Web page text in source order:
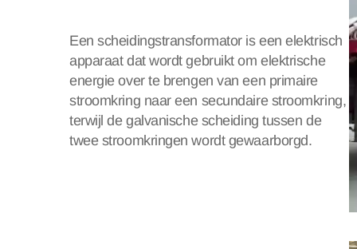
Een scheidingstransformator is een elektrisch
apparaat dat wordt gebruikt om elektrische
energie over te brengen van een primaire
stroomkring naar een secundaire stroomkring,
terwijl de galvanische scheiding tussen de
twee stroomkringen wordt gewaarborgd.